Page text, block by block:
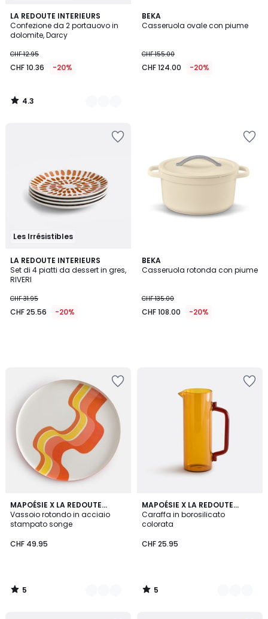
LA REDOUTE INTERIEURS
Confezione da 2 portauovo in
dolomite, Darcy
CHF 12.95
CHF 10.36 -20%
4.3
/ 5
3
Colori
4.3
/
BEKA
Casseruola ovale con piume
CHF 155.00
CHF 124.00 -20%
Les Irrésistibles
LA REDOUTE INTERIEURS
Set di 4 piatti da dessert in gres,
RIVERI
CHF 31.95
CHF 25.56 -20%
BEKA
Casseruola rotonda con piume
CHF 135.00
CHF 108.00 -20%
MAPOÉSIE X LA REDOUTE
INTÉRIEURS
Vassoio rotondo in acciaio
stampato songe
CHF 49.95
5
/
5
2
Colori
5
/
MAPOÉSIE X LA REDOUTE
INTÉRIEURS
Caraffa in borosilicato
colorata
CHF 25.95
5
/
5
2
Colori
5
/